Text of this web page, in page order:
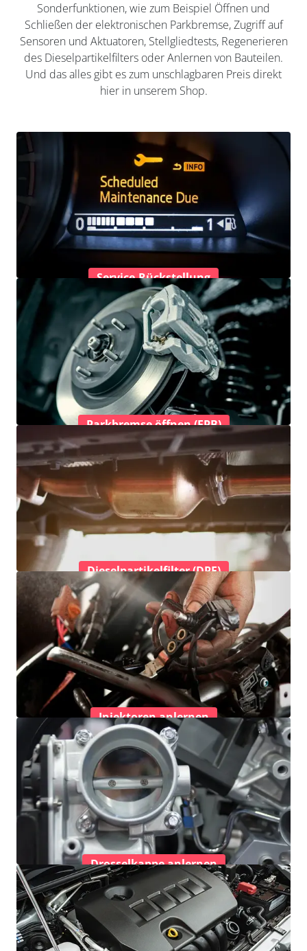
Sonderfunktionen, wie zum Beispiel Öffnen und
Schließen der elektronischen Parkbremse, Zugriff auf
Sensoren und Aktuatoren, Stellgliedtests, Regenerieren
des Dieselpartikelfilters oder Anlernen von Bauteilen.
Und das alles gibt es zum unschlagbaren Preis direkt
hier in unserem Shop.
Service-Rückstellung
Parkbremse öffnen (EPB)
Dieselpartikelfilter (DPF)
Injektoren anlernen
Drosselkappe anlernen